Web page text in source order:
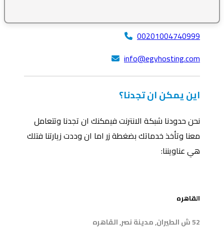
00201004740999
info@egyhosting.com
اين يمكن ان تجدنا؟
نحن حدودنا شبكة الانترنت فيمكنك ان تجدنا وتتعامل
معنا وتأخذ خدماتك بضغطة زر اما ان وددت زيارتنا فتلك
هي عناويننا:
القاهره
52 ش الطيران, مدينة نصر, القاهره